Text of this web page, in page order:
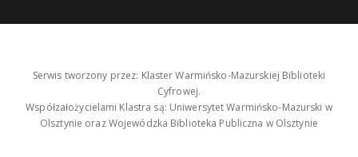
Serwis tworzony przez: Klaster Warmińsko-Mazurskiej Biblioteki
Cyfrowej.
Współzałożycielami Klastra są: Uniwersytet Warmińsko-Mazurski w
Olsztynie oraz Wojewódzka Biblioteka Publiczna w Olsztynie